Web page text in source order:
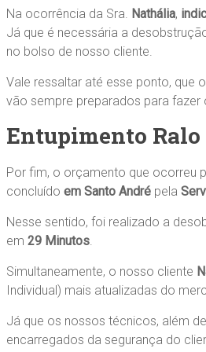
Na ocorrência da Sra. Nathália,
Já que é necessária a
no bolso de nosso cliente.
Vale ressaltar até esse ponto, que
vão sempre preparados para fazer
Entupimento
Por fim, o orçamento que ocorreu
concluído em Santo André pela
Nesse sentido, foi realizado a
em 29 Minutos.
Simultaneamente, o nosso cliente
Individual) mais atualizadas do
Já que os nossos técnicos, além
encarregados da segurança do